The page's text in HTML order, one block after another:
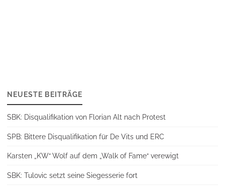
NEUESTE BEITRÄGE
SBK: Disqualifikation von Florian Alt nach Protest
SPB: Bittere Disqualifikation für De Vits und ERC
Karsten „KW“ Wolf auf dem „Walk of Fame“ verewigt
SBK: Tulovic setzt seine Siegesserie fort